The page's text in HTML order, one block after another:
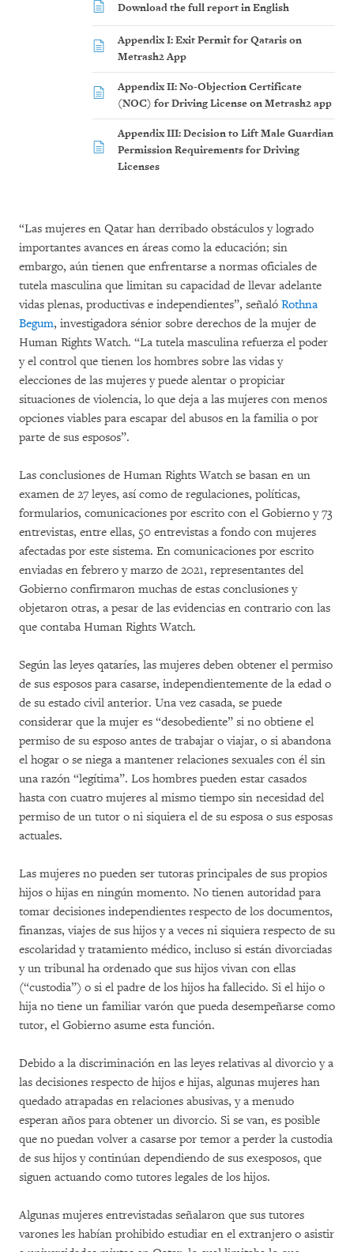
Download the full report in English
Appendix I: Exit Permit for Qataris on
Metrash2 App
Appendix II: No-Objection Certificate
(NOC) for Driving License on Metrash2 app
Appendix III: Decision to Lift Male Guardian
Permission Requirements for Driving
Licenses
“Las mujeres en Qatar han derribado obstáculos y logrado
importantes avances en áreas como la educación; sin
embargo, aún tienen que enfrentarse a normas oficiales de
tutela masculina que limitan su capacidad de llevar adelante
vidas plenas, productivas e independientes”, señaló Rothna
Begum, investigadora sénior sobre derechos de la mujer de
Human Rights Watch. “La tutela masculina refuerza el poder
y el control que tienen los hombres sobre las vidas y
elecciones de las mujeres y puede alentar o propiciar
situaciones de violencia, lo que deja a las mujeres con menos
opciones viables para escapar del abusos en la familia o por
parte de sus esposos”.
Las conclusiones de Human Rights Watch se basan en un
examen de 27 leyes, así como de regulaciones, políticas,
formularios, comunicaciones por escrito con el Gobierno y 73
entrevistas, entre ellas, 50 entrevistas a fondo con mujeres
afectadas por este sistema. En comunicaciones por escrito
enviadas en febrero y marzo de 2021, representantes del
Gobierno confirmaron muchas de estas conclusiones y
objetaron otras, a pesar de las evidencias en contrario con las
que contaba Human Rights Watch.
Según las leyes qataríes, las mujeres deben obtener el permiso
de sus esposos para casarse, independientemente de la edad o
de su estado civil anterior. Una vez casada, se puede
considerar que la mujer es “desobediente” si no obtiene el
permiso de su esposo antes de trabajar o viajar, o si abandona
el hogar o se niega a mantener relaciones sexuales con él sin
una razón “legítima”. Los hombres pueden estar casados
hasta con cuatro mujeres al mismo tiempo sin necesidad del
permiso de un tutor o ni siquiera el de su esposa o sus esposas
actuales.
Las mujeres no pueden ser tutoras principales de sus propios
hijos o hijas en ningún momento. No tienen autoridad para
tomar decisiones independientes respecto de los documentos,
finanzas, viajes de sus hijos y a veces ni siquiera respecto de su
escolaridad y tratamiento médico, incluso si están divorciadas
y un tribunal ha ordenado que sus hijos vivan con ellas
(“custodia”) o si el padre de los hijos ha fallecido. Si el hijo o
hija no tiene un familiar varón que pueda desempeñarse como
tutor, el Gobierno asume esta función.
Debido a la discriminación en las leyes relativas al divorcio y a
las decisiones respecto de hijos e hijas, algunas mujeres han
quedado atrapadas en relaciones abusivas, y a menudo
esperan años para obtener un divorcio. Si se van, es posible
que no puedan volver a casarse por temor a perder la custodia
de sus hijos y continúan dependiendo de sus exesposos, que
siguen actuando como tutores legales de los hijos.
Algunas mujeres entrevistadas señalaron que sus tutores
varones les habían prohibido estudiar en el extranjero o asistir